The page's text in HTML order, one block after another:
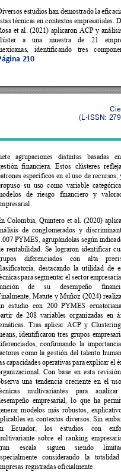
210
estudios han demostrado la
técnicas en contextos empresariales.
et al. (2021) aplicaron ACP y
a una muestra de 21
identificando tres
(L-ISSN:
agrupaciones distintas basadas
financiera. Estos clústeres
específicos en el uso de recursos,
su uso como variable categóric
de riesgo financiero y
Colombia, Quintero et al. (2020)
de conglomerados y
PYMES, agrupándolas según
rentabilidad. Se lograron identificar
diferenciados con alta
destacando la utilidad de
para segmentar el sector
de su desempeño
Matute y Muñoz (2024)
estudio con 200 PYMES
de 208 variables organizadas en
Tras aplicar ACP y
identificaron tres grupos
confirmando la
como la gestión del talento
capacidades operativas para explicar el
Con base en esta
una tendencia creciente en el
multivariantes para
analizar
empresarial, lo que ha
modelos más robustos,
en contextos diversos. Sin
Ecuador, los estudios con
sobre el ranking
escala siguen siendo
considerando la totalidad
registradas oficialmente.